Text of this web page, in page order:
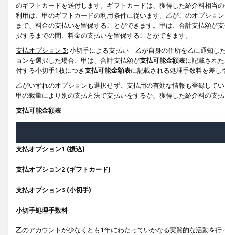
のギフトカードを送付します。ギフトカードは、獲得した紹介料相当
利用は、甲のギフトカードの利用条件に従います。乙がこのオプショ
まで、料金の支払いを留保することができます。甲は、合計支払額が
択するまでの間、料金の支払いを留保することができます。
支払オプション 3: 小切手による支払い 乙が自身の住所を乙に通知し
ョンを選択した場合、甲は、合計支払額が支払可能金額表に記載され
付する小切手1枚につき支払可能金額表に記載される処理手数料を差し
乙がいずれのオプションも選択せず、支払用の有効な情報も登録して
甲の裁量により別の支払方法で支払いをするか、獲得した紹介料の支
支払可能金額表
支払オプション1 (振込)
支払オプション2 (ギフトカード)
支払オプション3 (小切手)
小切手処理手数料
乙のアカウントが少なくとも1年にわたっていかなる実質的な活動を